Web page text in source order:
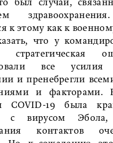
был случай,
к этому как к
что у
стратегическая
все
и пренебрегли
и факторами.
COVID-19 была
с вирусом
контактов